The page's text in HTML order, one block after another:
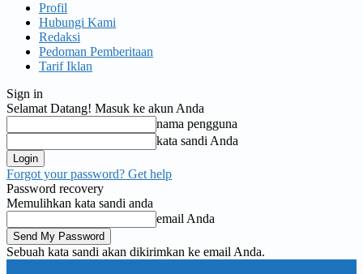
Profil
Hubungi Kami
Redaksi
Pedoman Pemberitaan
Tarif Iklan
Sign in
Selamat Datang! Masuk ke akun Anda
nama pengguna
kata sandi Anda
Forgot your password? Get help
Password recovery
Memulihkan kata sandi anda
email Anda
Sebuah kata sandi akan dikirimkan ke email Anda.